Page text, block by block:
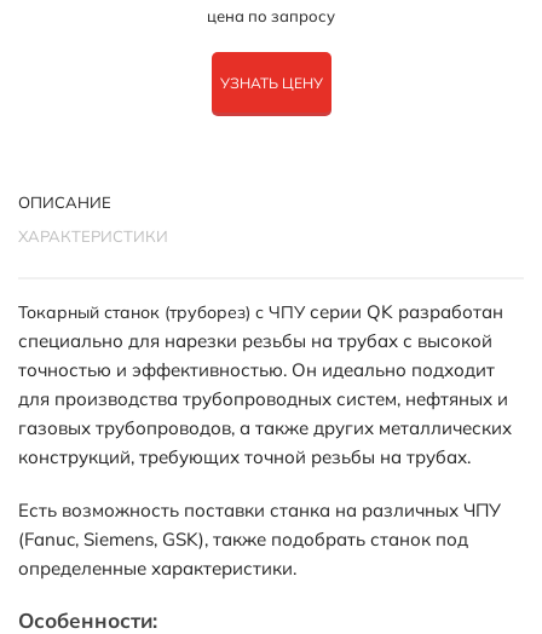
цена по запросу
УЗНАТЬ ЦЕНУ
ОПИСАНИЕ
ХАРАКТЕРИСТИКИ
Токарный станок (труборез) с ЧПУ серии QK разработан
специально для нарезки резьбы на трубах с высокой
точностью и эффективностью. Он идеально подходит
для производства трубопроводных систем, нефтяных и
газовых трубопроводов, а также других металлических
конструкций, требующих точной резьбы на трубах.
Есть возможность поставки станка на различных ЧПУ
(Fanuc, Siemens, GSK), также подобрать станок под
определенные характеристики.
Особенности: